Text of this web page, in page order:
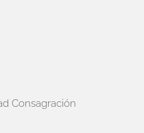
Consagración